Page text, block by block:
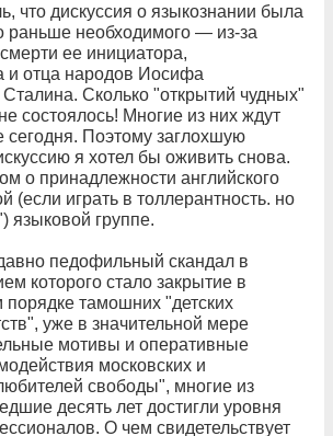
что дискуссия о языкознании была
раньше необходимого — из-за
ее инициатора,
и отца народов Иосифа
Сколько "открытий чудных"
состоялось! Многие из них ждут
сегодня. Поэтому заглохшую
я хотел бы оживить снова.
о принадлежности английского
(если играть в толлерантность. но
языковой группе.
педофильный скандал в
которого стало закрытие в
порядке тамошних "детских
уже в значительной мере
мотивы и оперативные
московских и
свободы", многие из
десять лет достигли уровня
О чем свидетельствует